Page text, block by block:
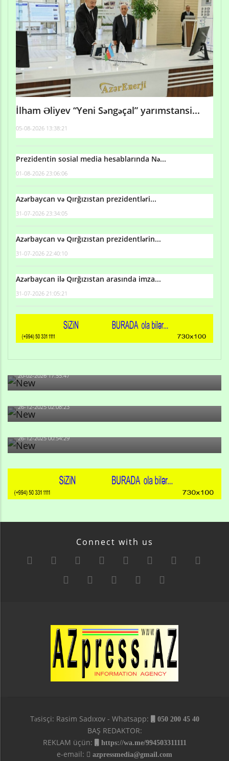
İlham Əliyev “Yeni Səngəçal” yarımstansi...
05-08-2026 13:38:21
Prezidentin sosial media hesablarında Nə...
01-08-2026 23:06:06
Azərbaycan və Qırğızıstan prezidentləri...
31-07-2026 23:34:05
Azərbaycan və Qırğızıstan prezidentlərin...
31-07-2026 22:40:10
Azərbaycan ilə Qırğızıstan arasında imza...
31-07-2026 21:05:21
Qulu Məhərrəmli: Sosial şəbəkələrdə söyüş niyə artıb?
20-02-2026 17:55:47
Məni bura NAZİR GÖNDƏRİB - 1937-ci ildən fəaliyyətdə
olan və...
26-12-2025 02:08:23
-Ay qız, sən məhkəməni udmayacaqsan... Sən bilirsən
də, məni...
26-12-2025 00:54:29
Connect with us
Təsisçi: Rasim Sadıxov - Whatsapp: 050 200 45 40
BAŞ REDAKTOR:
REKLAM üçün:
https://wa.me/994503311111
e-email: azpressmedia@gmail.com